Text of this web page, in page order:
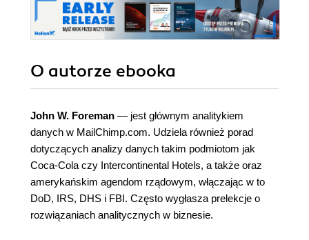
O autorze ebooka
John W. Foreman — jest głównym analitykiem
danych w MailChimp.com. Udziela również porad
dotyczących analizy danych takim podmiotom jak
Coca-Cola czy Intercontinental Hotels, a także oraz
amerykańskim agendom rządowym, włączając w to
DoD, IRS, DHS i FBI. Często wygłasza prelekcje o
rozwiązaniach analitycznych w biznesie.